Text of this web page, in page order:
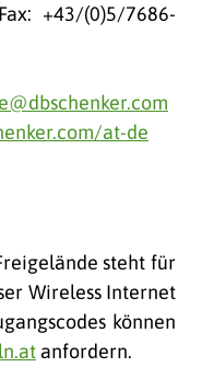
+43/(0)5/7686-
at-de
steht für
Wireless Internet
können
anfordern.